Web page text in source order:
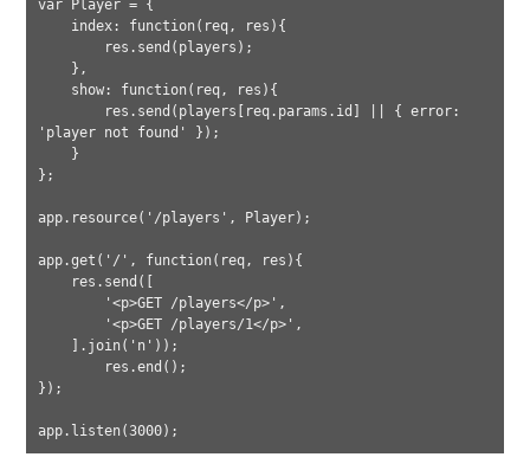
var Player = {
'player not found' });
};
app.resource('/players', Player);
app.get('/', function(req, res){
});